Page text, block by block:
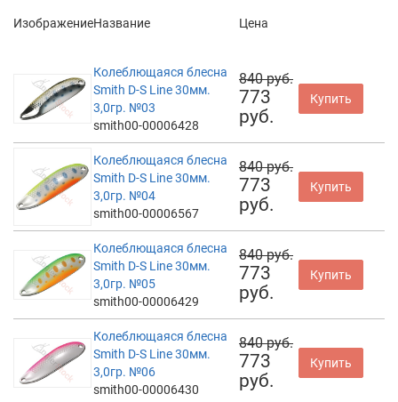
ИзображениеНазвание Цена
Колеблющаяся блесна
Smith D-S Line 30мм.
3,0гр. №03
smith00-00006428
840 руб.
773
руб.
Купить
Колеблющаяся блесна
Smith D-S Line 30мм.
3,0гр. №04
smith00-00006567
840 руб.
773
руб.
Купить
Колеблющаяся блесна
Smith D-S Line 30мм.
3,0гр. №05
smith00-00006429
840 руб.
773
руб.
Купить
Колеблющаяся блесна
Smith D-S Line 30мм.
3,0гр. №06
smith00-00006430
840 руб.
773
руб.
Купить